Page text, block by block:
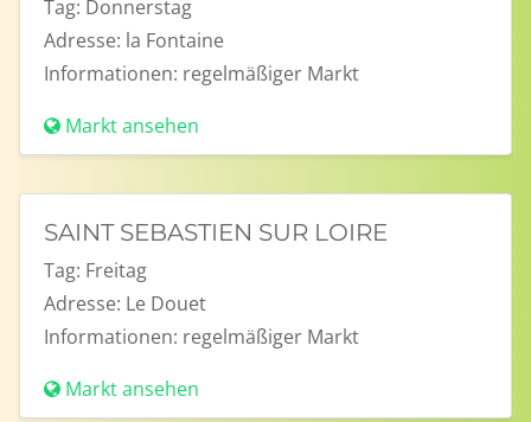
Tag: Donnerstag
Adresse: la Fontaine
Informationen: regelmäßiger Markt
Markt ansehen
SAINT SEBASTIEN SUR LOIRE
Tag: Freitag
Adresse: Le Douet
Informationen: regelmäßiger Markt
Markt ansehen